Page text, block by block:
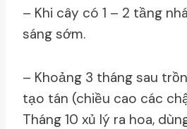
– Khi cây có 1 – 2 tầng
sáng sớm.
– Khoảng 3 tháng sau
tạo tán (chiều cao các
Tháng 10 xủ lý ra hoa,